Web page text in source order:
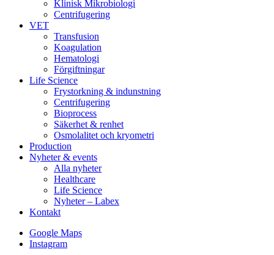
Klinisk Mikrobiologi
Centrifugering
VET
Transfusion
Koagulation
Hematologi
Förgiftningar
Life Science
Frystorkning & indunstning
Centrifugering
Bioprocess
Säkerhet & renhet
Osmolalitet och kryometri
Production
Nyheter & events
Alla nyheter
Healthcare
Life Science
Nyheter – Labex
Kontakt
Google Maps
Instagram